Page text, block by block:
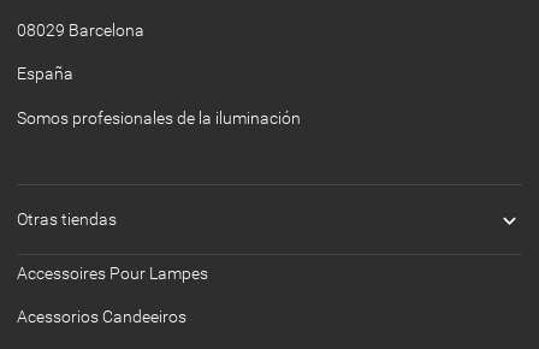
08029 Barcelona
España
Somos profesionales de la iluminación
Otras tiendas 
Accessoires Pour Lampes
Acessorios Candeeiros